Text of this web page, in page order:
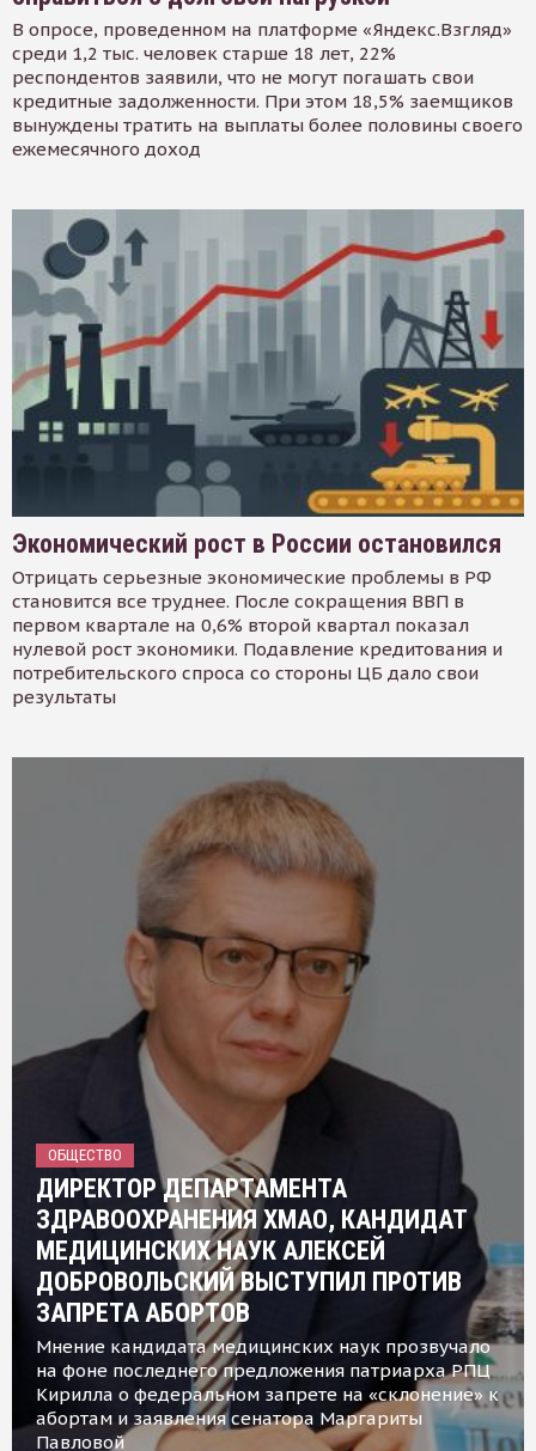
В опросе, проведенном на платформе «Яндекс.Взгляд»
среди 1,2 тыс. человек старше 18 лет, 22%
респондентов заявили, что не могут погашать свои
кредитные задолженности. При этом 18,5% заемщиков
вынуждены тратить на выплаты более половины своего
ежемесячного доход
Экономический рост в России остановился
Отрицать серьезные экономические проблемы в РФ
становится все труднее. После сокращения ВВП в
первом квартале на 0,6% второй квартал показал
нулевой рост экономики. Подавление кредитования и
потребительского спроса со стороны ЦБ дало свои
результаты
ОБЩЕСТВО
ДИРЕКТОР ДЕПАРТАМЕНТА
ЗДРАВООХРАНЕНИЯ ХМАО, КАНДИДАТ
МЕДИЦИНСКИХ НАУК АЛЕКСЕЙ
ДОБРОВОЛЬСКИЙ ВЫСТУПИЛ ПРОТИВ
ЗАПРЕТА АБОРТОВ
Мнение кандидата медицинских наук прозвучало
на фоне последнего предложения патриарха РПЦ
Кирилла о федеральном запрете на «склонение» к
абортам и заявления сенатора Маргариты
Павловой